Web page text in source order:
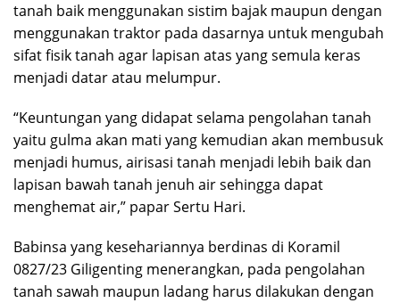
tanah baik menggunakan sistim bajak maupun dengan
menggunakan traktor pada dasarnya untuk mengubah
sifat fisik tanah agar lapisan atas yang semula keras
menjadi datar atau melumpur.
“Keuntungan yang didapat selama pengolahan tanah
yaitu gulma akan mati yang kemudian akan membusuk
menjadi humus, airisasi tanah menjadi lebih baik dan
lapisan bawah tanah jenuh air sehingga dapat
menghemat air,” papar Sertu Hari.
Babinsa yang kesehariannya berdinas di Koramil
0827/23 Giligenting menerangkan, pada pengolahan
tanah sawah maupun ladang harus dilakukan dengan